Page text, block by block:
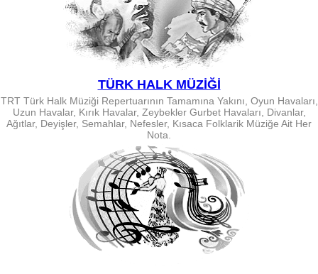
TÜRK HALK MÜZİĞİ
TRT Türk Halk Müziği Repertuarının Tamamına Yakını, Oyun Havaları,
Uzun Havalar, Kırık Havalar, Zeybekler Gurbet Havaları, Divanlar,
Ağıtlar, Deyişler, Semahlar, Nefesler, Kısaca Folklarik Müziğe Ait Her
Nota.